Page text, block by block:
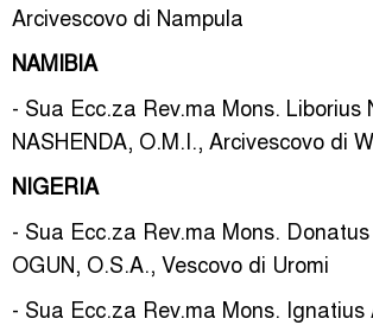
Arcivescovo di Nampula
NAMIBIA
- Sua Ecc.za Rev.ma Mons. Liborius
NASHENDA, O.M.I., Arcivescovo di
NIGERIA
- Sua Ecc.za Rev.ma Mons.
OGUN, O.S.A., Vescovo di Uromi
- Sua Ecc.za Rev.ma Mons. Ignatius